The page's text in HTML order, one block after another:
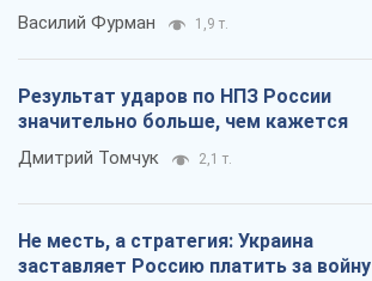
Василий Фурман 1,9 т.
Результат ударов по НПЗ России
значительно больше, чем кажется
Дмитрий Томчук 2,1 т.
Не месть, а стратегия: Украина
заставляет Россию платить за войну